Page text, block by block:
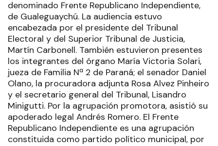
denominado Frente Republicano Independiente,
de Gualeguaychú. La audiencia estuvo
encabezada por el presidente del Tribunal
Electoral y del Superior Tribunal de Justicia,
Martín Carbonell. También estuvieron presentes
los integrantes del órgano María Victoria Solari,
jueza de Familia Nª 2 de Paraná; el senador Daniel
Olano, la procuradora adjunta Rosa Alvez Pinheiro
y el secretario general del Tribunal, Lisandro
Minigutti. Por la agrupación promotora, asistió su
apoderado legal Andrés Romero. El Frente
Republicano Independiente es una agrupación
constituida como partido político municipal, por